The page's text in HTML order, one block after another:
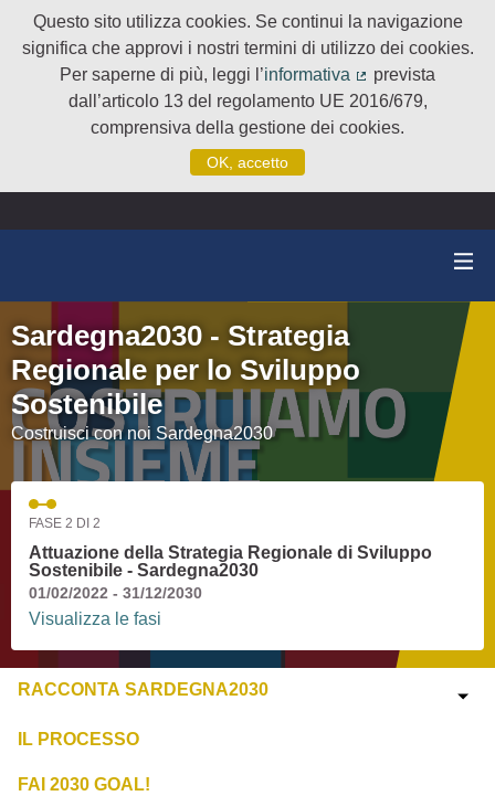
Questo sito utilizza cookies. Se continui la navigazione
significa che approvi i nostri termini di utilizzo dei cookies.
Per saperne di più, leggi l’informativa
(Collegamento
prevista
dall’articolo 13 del regolamento UE 2016/679,
comprensiva della gestione dei cookies.
OK, accetto
Sardegna2030 - Strategia
Regionale per lo Sviluppo
Sostenibile
Costruisci con noi Sardegna2030
FASE 2 DI 2
Attuazione della Strategia Regionale di Sviluppo
Sostenibile - Sardegna2030
01/02/2022 - 31/12/2030
Visualizza le fasi
RACCONTA SARDEGNA2030
IL PROCESSO
FAI 2030 GOAL!